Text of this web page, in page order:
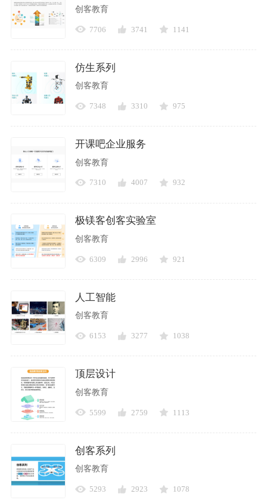
创客教育
7706 3741 1141
仿生系列
创客教育
7348 3310 975
开课吧企业服务
创客教育
7310 4007 932
极镁客创客实验室
创客教育
6309 2996 921
人工智能
创客教育
6153 3277 1038
顶层设计
创客教育
5599 2759 1113
创客系列
创客教育
5293 2923 1078